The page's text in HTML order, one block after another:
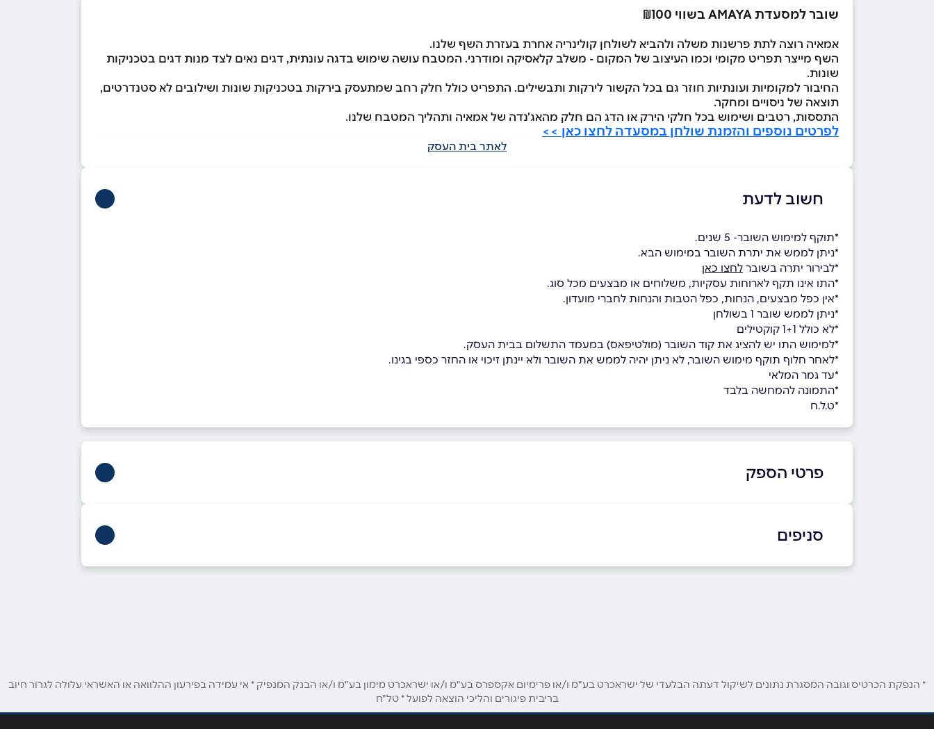
שובר למסעדת AMAYA בשווי ₪100
אמאיה רוצה לתת פרשנות משלה ולהביא לשולחן קולינריה אחרת בעזרת השף שלנו.
השף מייצר תפריט מקומי וכמו העיצוב של המקום - משלב קלאסיקה ומודרני. המטבח עושה שימוש בדגה עונתית, דגים נאים לצד מנות דגים בטכניקות
שונות.
החיבור למקומיות ועונתיות חוזר גם בכל הקשור לירקות ותבשילים. התפריט כולל חלק רחב שמתעסק בירקות בטכניקות שונות ושילובים לא סטנדרטים,
תוצאה של ניסויים ומחקר.
התססות, רטבים ושימוש בכל חלקי הירק או הדג הם חלק מהאג'נדה של אמאיה ותהליך המטבח שלנו.
לפרטים נוספים והזמנת שולחן במסעדה לחצו כאן >>
לאתר בית העסק
חשוב לדעת
*תוקף למימוש השובר- 5 שנים.
*ניתן לממש את יתרת השובר במימוש הבא.
*לבירור יתרה בשובר לחצו כאן
*התו אינו תקף לארוחות עסקיות, משלוחים או מבצעים מכל סוג.
*אין כפל מבצעים, הנחות, כפל הטבות והנחות לחברי מועדון.
*ניתן לממש שובר 1 בשולחן
*לא כולל 1+1 קוקטילים
*למימוש התו יש להציג את קוד השובר (מולטיפאס) במעמד התשלום בבית העסק.
*לאחר חלוף תוקף מימוש השובר, לא ניתן יהיה לממש את השובר ולא יינתן זיכוי או החזר כספי בגינו.
*עד גמר המלאי
*התמונה להמחשה בלבד
*ט.ל.ח
פרטי הספק
באתר
סניפים
רחובות
* הנפקת הכרטיס וגובה המסגרת נתונים לשיקול דעתה הבלעדי של ישראכרט בע"מ ו/או פרימיום אקספרס בע"מ ו/או ישראכרט מימון בע"מ ו/או הבנק המנפיק * אי עמידה בפירעון ההלוואה או האשראי עלולה לגרור חיוב
בריבית פיגורים והליכי הוצאה לפועל * טל"ח